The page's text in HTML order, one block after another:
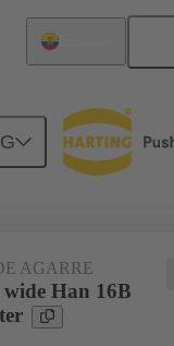
AGARRE
Han 16B